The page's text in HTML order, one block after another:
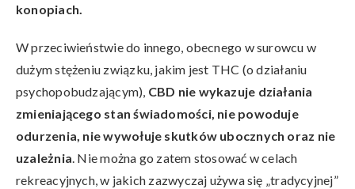
konopiach.
W przeciwieństwie do innego, obecnego w surowcu w
dużym stężeniu związku, jakim jest THC (o działaniu
psychopobudzającym), CBD nie wykazuje działania
zmieniającego stan świadomości, nie powoduje
odurzenia, nie wywołuje skutków ubocznych oraz nie
uzależnia. Nie można go zatem stosować w celach
rekreacyjnych, w jakich zazwyczaj używa się „tradycyjnej”